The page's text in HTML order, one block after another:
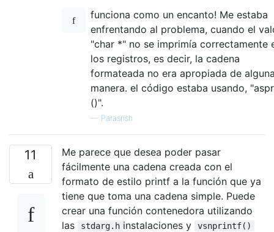
funciona como un encanto! Me estaba
enfrentando al problema, cuando el
"char *" no se imprimía correctamente
los registros, es decir, la cadena
formateada no era apropiada de
manera. el código estaba usando,
()".
— Parasrish
11
Me parece que desea poder pasar
fácilmente una cadena creada con el
formato de estilo printf a la función que ya
tiene que toma una cadena simple. Puede
crear una función contenedora utilizando
las
stdarg.h instalaciones y vsnprintf()